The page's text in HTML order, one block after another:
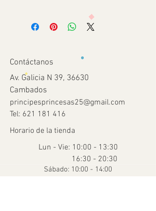
Contáctanos
Av. Galicia N 39, 36630
Cambados
principesprincesas25@gmail.com
Tel: 621 181 416
Horario de la tienda
Lun - Vie: 10:00 - 13:30
16:30 - 20:30
​​Sábado: 10:00 - 14:00